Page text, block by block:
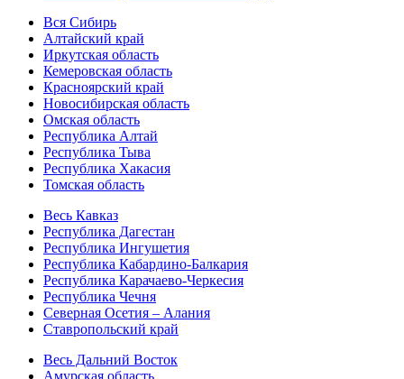
Вся Сибирь
Алтайский край
Иркутская область
Кемеровская область
Красноярский край
Новосибирская область
Омская область
Республика Алтай
Республика Тыва
Республика Хакасия
Томская область
Весь Кавказ
Республика Дагестан
Республика Ингушетия
Республика Кабардино-Балкария
Республика Карачаево-Черкесия
Республика Чечня
Северная Осетия – Алания
Ставропольский край
Весь Дальний Восток
Амурская область